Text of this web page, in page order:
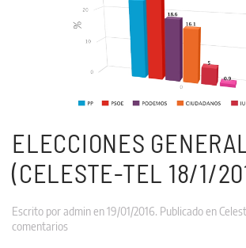
(Llorente
&
Cuenca
ELECCIONES
(CELESTE-TEL 18/1/
Escrito poradminen19/01/2016. Publicado en
comentariosen